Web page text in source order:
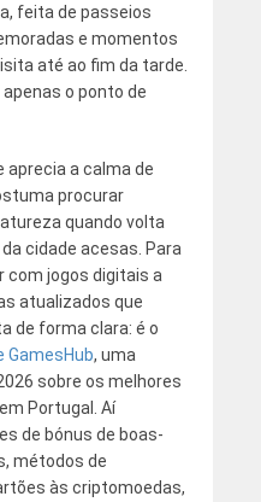
feita de passeios
e momentos
até ao fim da tarde.
o ponto de
aprecia a calma de
procurar
quando volta
cidade acesas. Para
com jogos digitais a
atualizados que
de forma clara: é o
GamesHub, uma
sobre os melhores
Portugal. Aí
de bónus de boas-
métodos de
às criptomoedas,